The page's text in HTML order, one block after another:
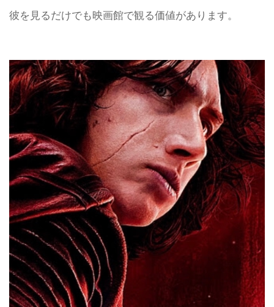
彼を見るだけでも映画館で観る価値があります。